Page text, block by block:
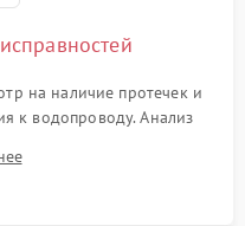
на наличие протечек и
к водопроводу. Анализ
нагрева, вращения
системы защиты